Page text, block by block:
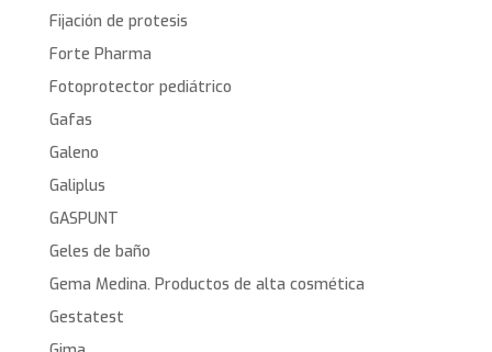
Fijación de protesis
Forte Pharma
Fotoprotector pediátrico
Gafas
Galeno
Galiplus
GASPUNT
Geles de baño
Gema Medina. Productos de alta cosmética
Gestatest